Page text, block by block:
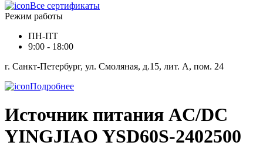
Все сертификаты
Режим работы
ПН-ПТ
9:00 - 18:00
г. Санкт-Петербург, ул. Смоляная, д.15, лит. А, пом. 24
Подробнее
Источник питания AC/DC
YINGJIAO YSD60S-2402500